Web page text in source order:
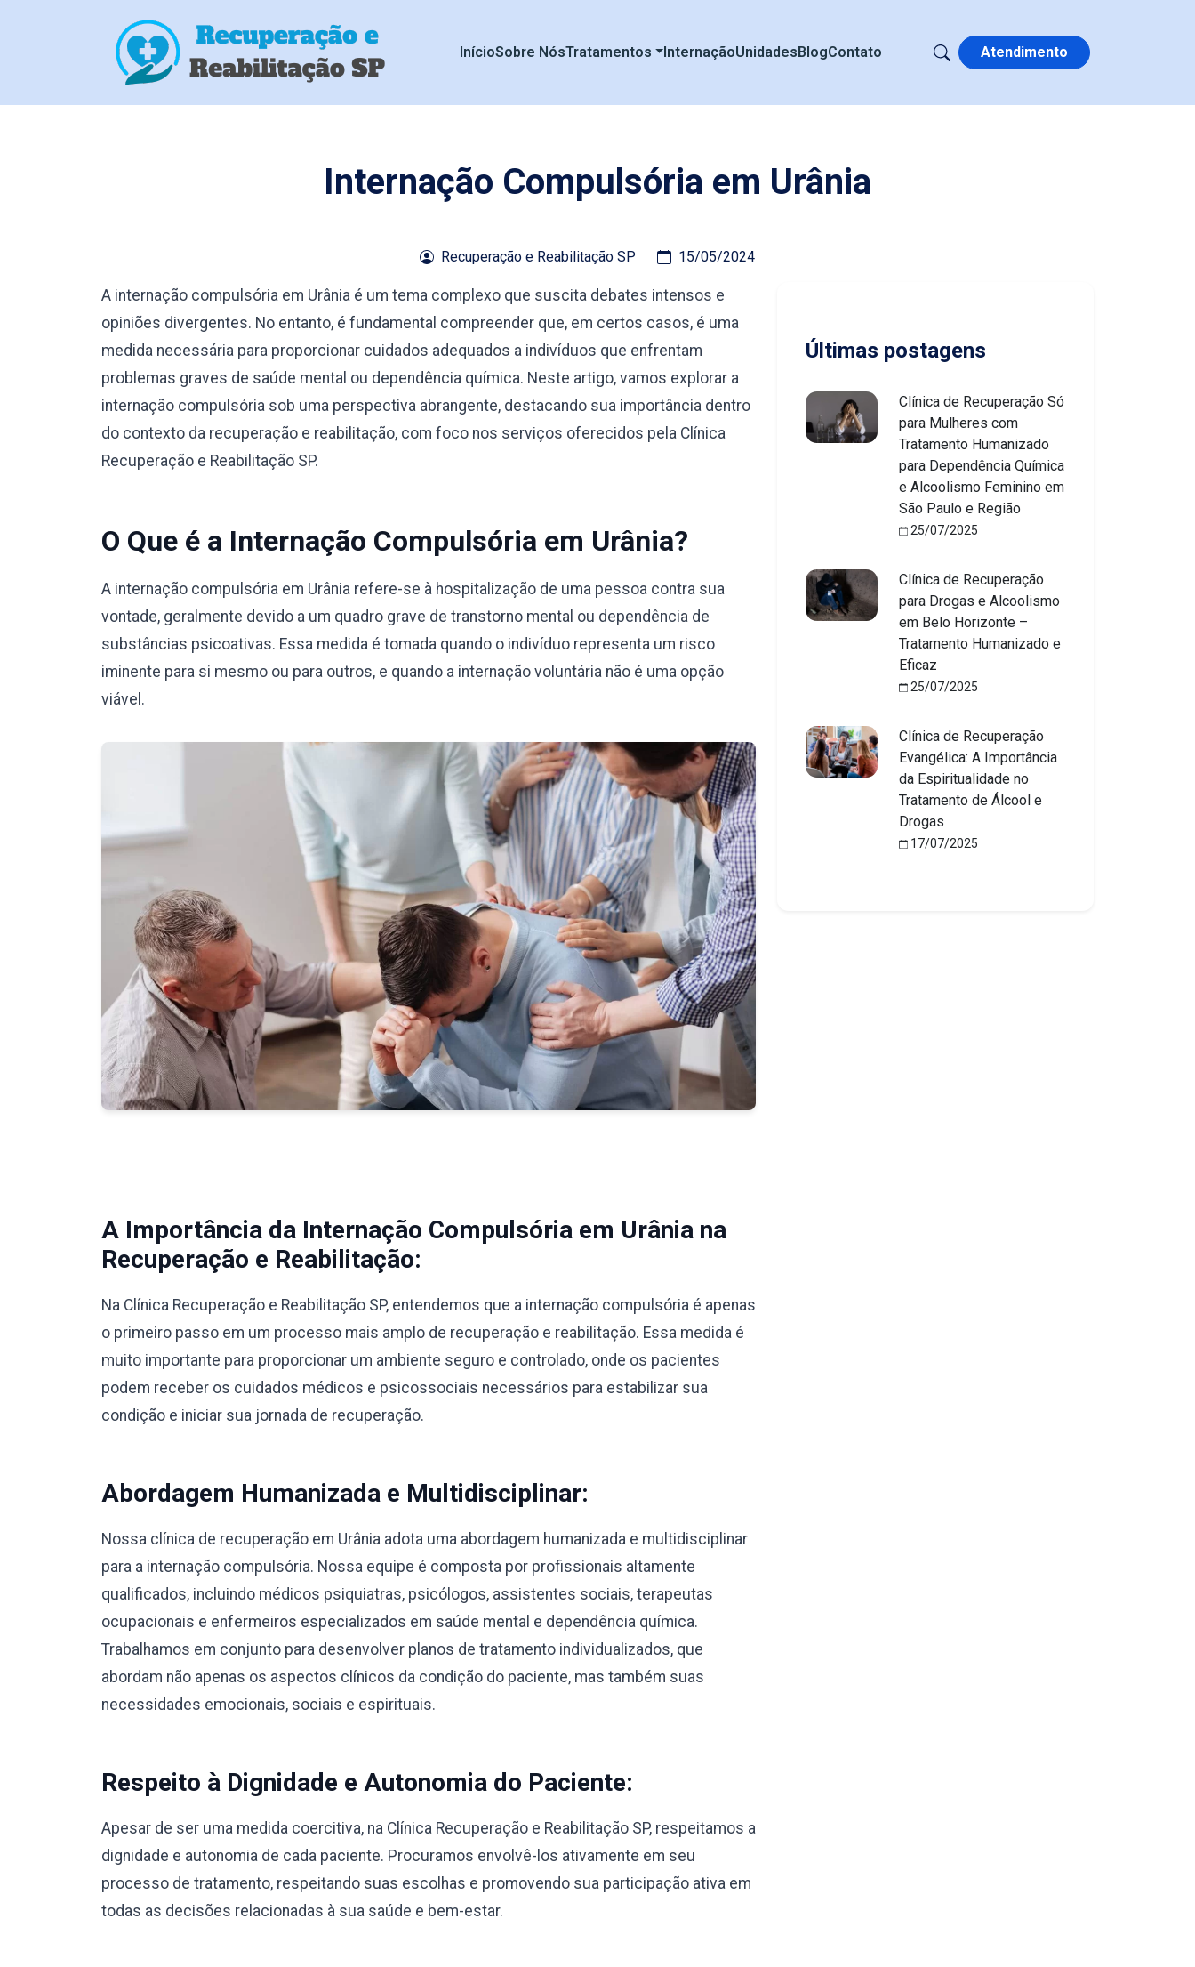
InícioSobre NósTratamentos InternaçãoUnidadesBlogContato Atendimento
Internação Compulsória em Urânia
Recuperação e Reabilitação SP 15/05/2024
A internação compulsória em Urânia é um tema complexo que suscita debates intensos e
opiniões divergentes. No entanto, é fundamental compreender que, em certos casos, é uma
medida necessária para proporcionar cuidados adequados a indivíduos que enfrentam
problemas graves de saúde mental ou dependência química. Neste artigo, vamos explorar a
internação compulsória sob uma perspectiva abrangente, destacando sua importância dentro
do contexto da recuperação e reabilitação, com foco nos serviços oferecidos pela Clínica
Recuperação e Reabilitação SP.
O Que é a Internação Compulsória em Urânia?
A internação compulsória em Urânia refere-se à hospitalização de uma pessoa contra sua
vontade, geralmente devido a um quadro grave de transtorno mental ou dependência de
substâncias psicoativas. Essa medida é tomada quando o indivíduo representa um risco
iminente para si mesmo ou para outros, e quando a internação voluntária não é uma opção
viável.
A Importância da Internação Compulsória em Urânia na
Recuperação e Reabilitação:
Na Clínica Recuperação e Reabilitação SP, entendemos que a internação compulsória é apenas
o primeiro passo em um processo mais amplo de recuperação e reabilitação. Essa medida é
muito importante para proporcionar um ambiente seguro e controlado, onde os pacientes
podem receber os cuidados médicos e psicossociais necessários para estabilizar sua
condição e iniciar sua jornada de recuperação.
Abordagem Humanizada e Multidisciplinar:
Nossa clínica de recuperação em Urânia adota uma abordagem humanizada e multidisciplinar
para a internação compulsória. Nossa equipe é composta por profissionais altamente
qualificados, incluindo médicos psiquiatras, psicólogos, assistentes sociais, terapeutas
ocupacionais e enfermeiros especializados em saúde mental e dependência química.
Trabalhamos em conjunto para desenvolver planos de tratamento individualizados, que
abordam não apenas os aspectos clínicos da condição do paciente, mas também suas
necessidades emocionais, sociais e espirituais.
Respeito à Dignidade e Autonomia do Paciente:
Apesar de ser uma medida coercitiva, na Clínica Recuperação e Reabilitação SP, respeitamos a
dignidade e autonomia de cada paciente. Procuramos envolvê-los ativamente em seu
processo de tratamento, respeitando suas escolhas e promovendo sua participação ativa em
todas as decisões relacionadas à sua saúde e bem-estar.
Últimas postagens
Clínica de Recuperação Só
para Mulheres com
Tratamento Humanizado
para Dependência Química
e Alcoolismo Feminino em
São Paulo e Região
25/07/2025
Clínica de Recuperação
para Drogas e Alcoolismo
em Belo Horizonte –
Tratamento Humanizado e
Eficaz
25/07/2025
Clínica de Recuperação
Evangélica: A Importância
da Espiritualidade no
Tratamento de Álcool e
Drogas
17/07/2025